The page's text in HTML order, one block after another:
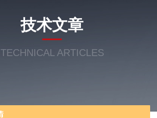
技术文章
TECHNICAL ARTICLES